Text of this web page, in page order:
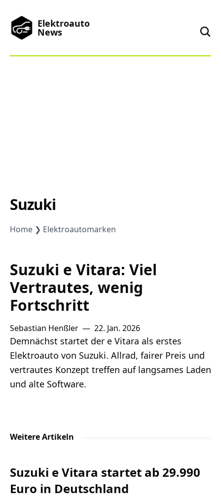
Elektroauto
News
Suzuki
Home Elektroautomarken
Suzuki e Vitara: Viel
Vertrautes, wenig
Fortschritt
Sebastian Henßler — 22. Jan. 2026
Demnächst startet der e Vitara als erstes
Elektroauto von Suzuki. Allrad, fairer Preis und
vertrautes Konzept treffen auf langsames Laden
und alte Software.
Weitere Artikeln
Suzuki e Vitara startet ab 29.990
Euro in Deutschland
Lithium